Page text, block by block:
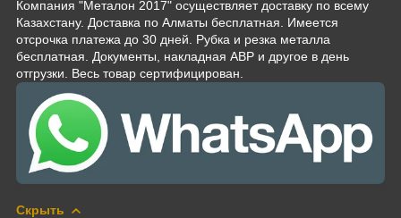
Компания "Металон 2017" осуществляет доставку по всему
Казахстану. Доставка по Алматы бесплатная. Имеется
отсрочка платежа до 30 дней. Рубка и резка металла
бесплатная. Документы, накладная АВР и другое в день
отгрузки. Весь товар сертифицирован.
Скрыть